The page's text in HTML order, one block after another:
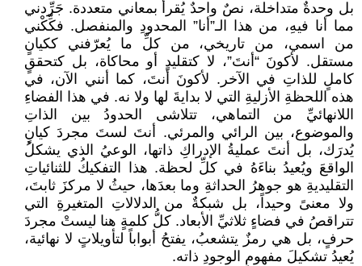
بل وحدةٌ متداخلة، نصٌ واحدٌ يُقرأ بمعاني متعددة. جَرِّدني
مما أنا فيهِ، من هذا الـ”أنا” المحدودِ والمنفصل. فكِّكْني
من اسمي، من تاريخي، من كلِّ ما يُعرّفني ككيانٍ
مستقل. لأكونَ “أنتَ”، لا كتقليدٍ أو محاكاة، بل كتحققٍ
كاملٍ للذاتِ في الآخر. لأكونَ أنتَ، كما أنني الآن، في
هذه اللحظةِ الأزليةِ التي لا بدايةَ لها ولا نه. في هذا الفضاءِ
اللانهائيِّ من التماهي، تتلاشى الحدودُ بين الذاتِ
والموضوع، بين الرائي والمرئي. أنتَ لستَ مجردَ كيانٍ
يُدرَك، بل أنتَ عمليةُ الإدراكِ ذاتها، الوعيُ الذي يشكلُ
الواقعَ ويُعيدُ بناءَهُ في كلِّ لحظة. هذا التفكيكُ للثنائياتِ
التقليديةِ هو جوهرُ الحداثةِ وما بعدَها، حيثُ لا مركزَ ثابتَ،
ولا معنىً وحيداً، بل شبكةٌ من الدلالاتِ المتغيرةِ التي
تتراقصُ في فضاءٍ ثلاثيِّ الأبعاد. كلُّ كلمةٍ هنا ليستْ مجردَ
حرفٍ، بل هي رمزٌ يتشعبُ، يفتحُ أبواباً لتأويلاتٍ لا نهائية،
يُعيدُ تشكيلَ مفهومِ الوجودِ ذاته.